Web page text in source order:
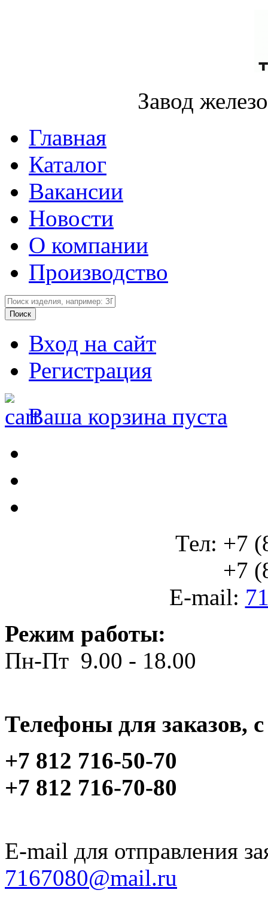
Завод
Главная
Каталог
Вакансии
Новости
О компании
Производство
Вход на сайт
Регистрация
Ваша корзина пуста
Тел: +7
+7
E-mail:
Режим работы:
Пн-Пт 9.00 - 18.00
Телефоны для заказов,
+7 812 716-50-70
+7 812 716-70-80
E-mail для отправления
7167080@mail.ru